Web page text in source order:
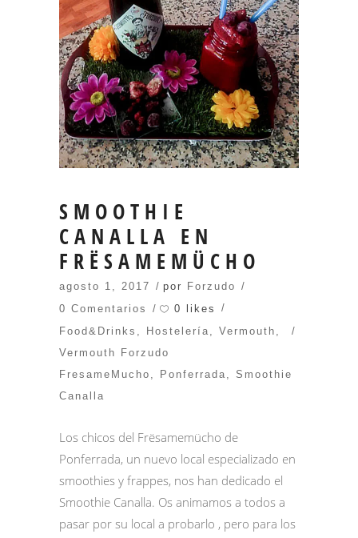
SMOOTHIE
CANALLA EN
FRËSAMEMÜCHO
agosto 1, 2017 por Forzudo
0 Comentarios
0 likes
Food&Drinks
Hostelería Vermouth
Vermouth Forzudo
FresameMucho
Ponferrada
Smoothie
Canalla
Los chicos del Frësamemücho de
Ponferrada, un nuevo local especializado en
smoothies y frappes, nos han dedicado el
Smoothie Canalla. Os animamos a todos a
pasar por su local a probarlo , pero para los